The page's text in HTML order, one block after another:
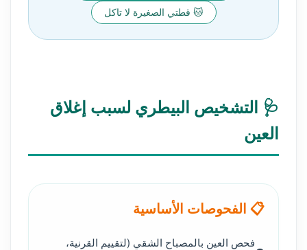
🐱 قطتي الصغيرة لا تاكل
🩺 التشخيص البيطري لسبب إغلاق
العين
📋 الفحوصات الأساسية
فحص العين بالمصباح الشقي (لتقييم القرنية،